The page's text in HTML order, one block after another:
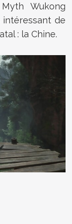
Wukong
intéressant de
: la Chine.